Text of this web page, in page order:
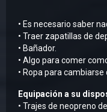
• Es necesario saber
• Traer zapatillas de
• Bañador.
• Algo para comer
• Ropa para cambiarse
Equipación a su
• Trajes de neopreno